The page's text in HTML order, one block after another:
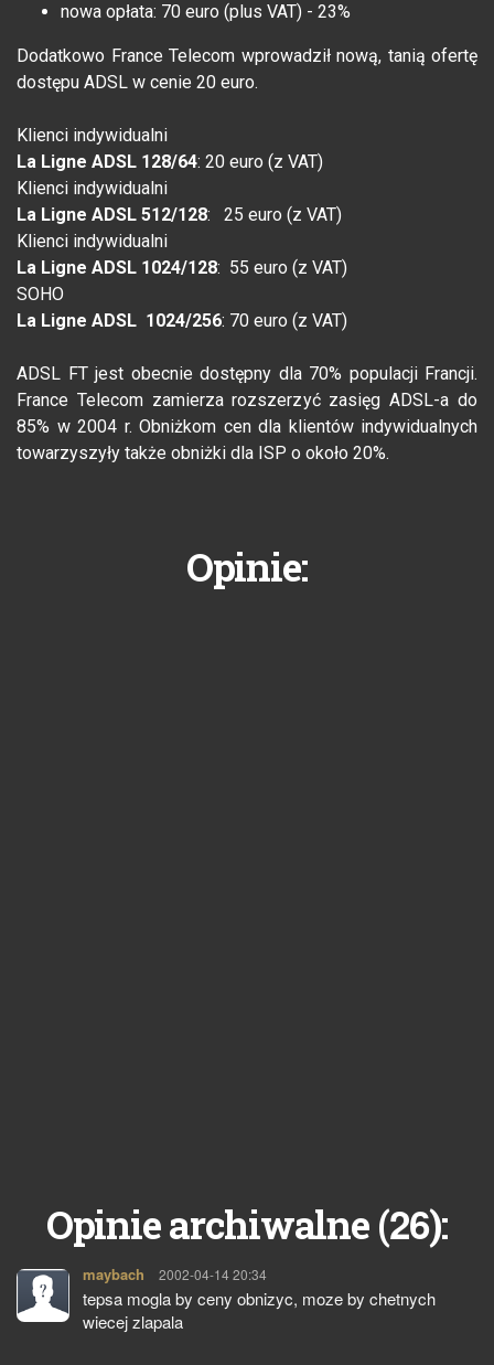
nowa opłata: 70 euro (plus VAT) - 23%
Dodatkowo France Telecom wprowadził nową, tanią ofertę
dostępu ADSL w cenie 20 euro.
Klienci indywidualni
La Ligne ADSL 128/64: 20 euro (z VAT)
Klienci indywidualni
La Ligne ADSL 512/128: 25 euro (z VAT)
Klienci indywidualni
La Ligne ADSL 1024/128: 55 euro (z VAT)
SOHO
La Ligne ADSL 1024/256: 70 euro (z VAT)
ADSL FT jest obecnie dostępny dla 70% populacji Francji.
France Telecom zamierza rozszerzyć zasięg ADSL-a do
85% w 2004 r. Obniżkom cen dla klientów indywidualnych
towarzyszyły także obniżki dla ISP o około 20%.
Opinie:
Opinie archiwalne (26):
maybach pisze:
2002-04-14 20:34
tepsa mogla by ceny obnizyc, moze by chetnych
wiecej zlapala